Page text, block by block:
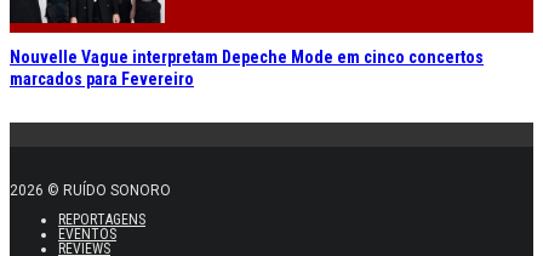
Nouvelle Vague interpretam Depeche Mode em cinco concertos
marcados para Fevereiro
2026 © RUÍDO SONORO
REPORTAGENS
EVENTOS
REVIEWS